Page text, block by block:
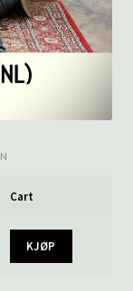
Cart
KJØP